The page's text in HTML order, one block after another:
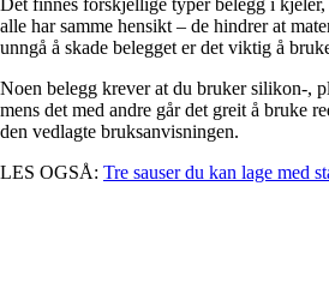
Det finnes forskjellige typer belegg i
alle har samme hensikt – de hindrer at
unngå å skade belegget er det viktig å
Noen belegg krever at du bruker silikon-,
mens det med andre går det greit å bruke
den vedlagte bruksanvisningen.
LES OGSÅ: Tre sauser du kan lage med